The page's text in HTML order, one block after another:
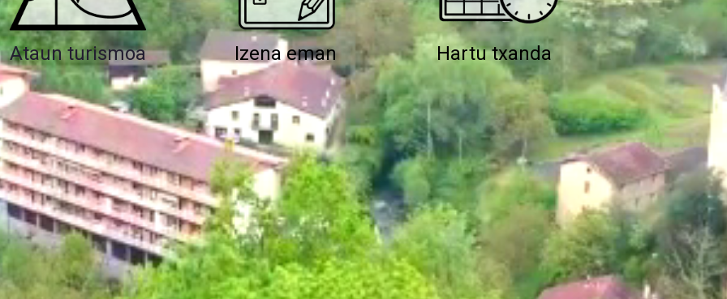
Ataun turismoa Izena eman Hartu txanda